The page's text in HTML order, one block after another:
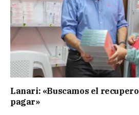
Lanari: «Buscamos el
pagar»